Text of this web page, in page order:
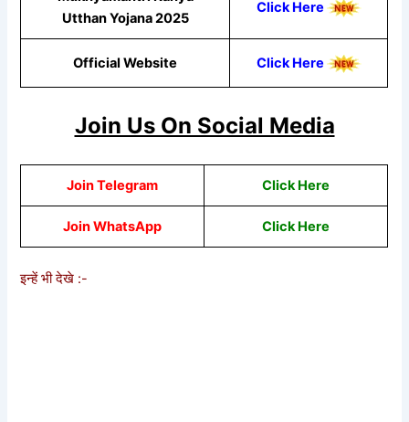
Utthan Yojana 2025
Click Here
Official Website Click Here
Join Us On Social Media
Join Telegram Click Here
Join WhatsApp Click Here
इन्हें भी देखे :-